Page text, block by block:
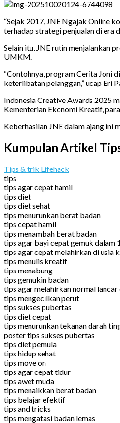
“Sejak 2017, JNE Ngajak Online
terhadap strategi penjualan di era
Selain itu, JNE rutin menjalankan
UMKM.
“Contohnya, program Cerita Joni
keterlibatan pelanggan,” ucap Eri
Indonesia Creative Awards 2025
Kementerian Ekonomi Kreatif,
Keberhasilan JNE dalam ajang ini
Kumpulan Artikel
Tips & trik Lifehack
tips
tips agar cepat hamil
tips diet
tips diet sehat
tips menurunkan berat badan
tips cepat hamil
tips menambah berat badan
tips agar bayi cepat gemuk dalam
tips agar cepat melahirkan di usia
tips menulis kreatif
tips menabung
tips gemukin badan
tips agar melahirkan normal
tips mengecilkan perut
tips sukses pubertas
tips diet cepat
tips menurunkan tekanan darah
poster tips sukses pubertas
tips diet pemula
tips hidup sehat
tips move on
tips agar cepat tidur
tips awet muda
tips menaikkan berat badan
tips belajar efektif
tips and tricks
tips mengatasi badan lemas